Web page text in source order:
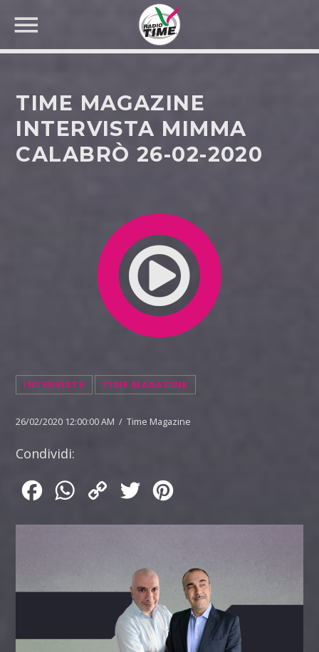
CERCA NEL SITO WEB:
TIME MAGAZINE
INTERVISTA MIMMA
CALABRÒ 26-02-2020
INTERVISTE TIME MAGAZINE
26/02/2020 12:00:00 AM / Time Magazine
Condividi:
FacebookWhatsApp
Copy
Twitter